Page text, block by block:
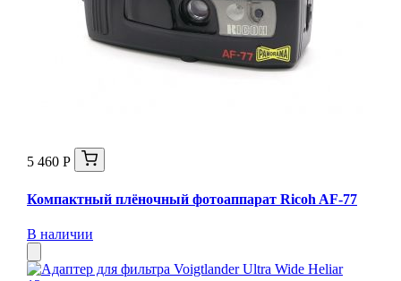
5 460 Р
Компактный плёночный фотоаппарат Ricoh AF-77
В наличии